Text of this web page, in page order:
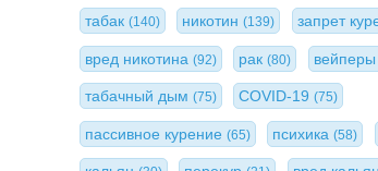
табак (140) никотин(139) запрет
вред никотина (92) рак(80) вейперы
табачный дым (75) COVID-19(75)
пассивное курение (65) психика(58)